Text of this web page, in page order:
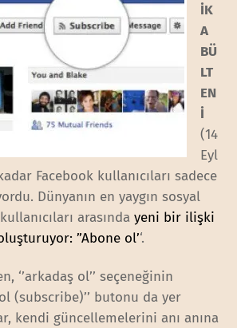
İK
A
BÜ
LT
EN
İ
(14
Eyl
Facebook kullanıcıları sadece
Dünyanın en yaygın sosyal
arasındayeni bir ilişki
”Abone ol’‘.
‘’arkadaş ol’’ seçeneğinin
ol (subscribe)’’ butonu da yer
kendi güncellemelerini anı anına